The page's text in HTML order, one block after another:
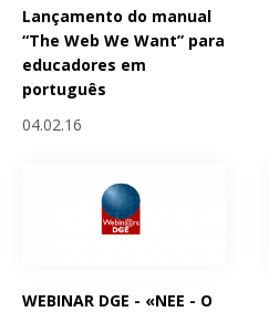
Lançamento do manual
“The Web We Want” para
educadores em
português
04.02.16
WEBINAR DGE - «NEE - O